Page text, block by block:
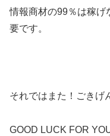
情報商材の99％は稼げ
要です。
それではまた！ごきげ
GOOD LUCK FOR